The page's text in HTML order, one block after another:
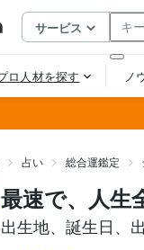
占い 総合運鑑定
最速で、人生
出生地、誕生日、